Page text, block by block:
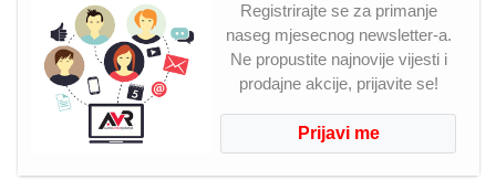
Registrirajte se za primanje
naseg mjesecnog newsletter-a.
Ne propustite najnovije vijesti i
prodajne akcije, prijavite se!
Prijavi me